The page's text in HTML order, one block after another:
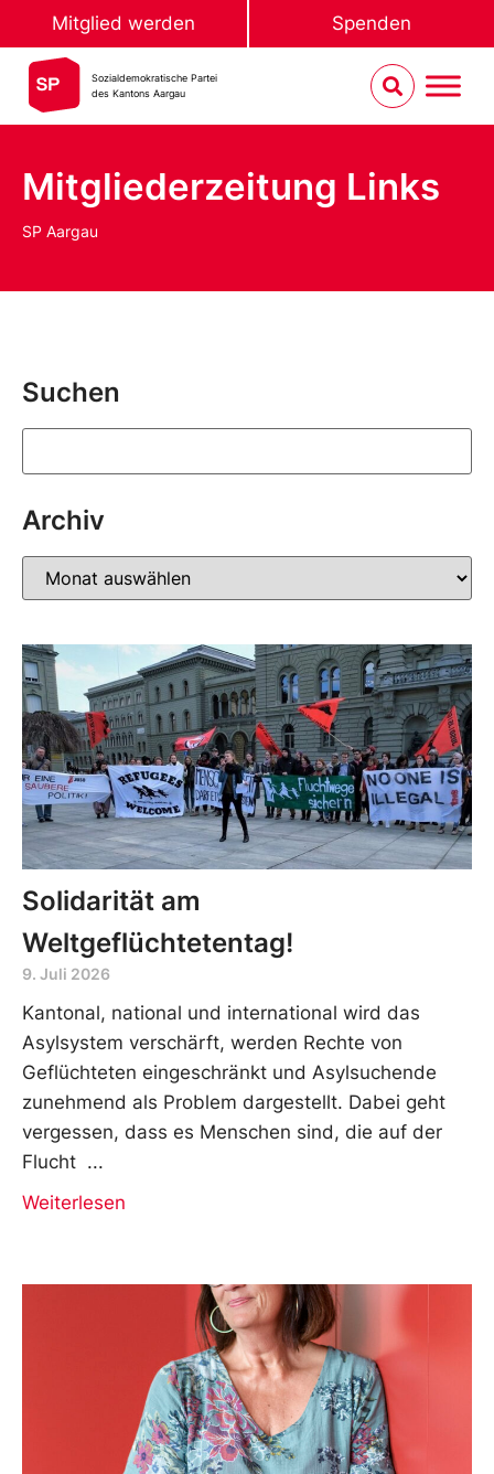
Mitglied werden Spenden
Sozialdemokratische Partei
des Kantons Aargau
Mitgliederzeitung Links
SP Aargau
Suchen
Archiv
Solidarität am
Weltgeflüchtetentag!
9. Juli 2026
Kantonal, national und international wird das
Asylsystem verschärft, werden Rechte von
Geflüchteten eingeschränkt und Asylsuchende
zunehmend als Problem dargestellt. Dabei geht
vergessen, dass es Menschen sind, die auf der
Flucht
Weiterlesen